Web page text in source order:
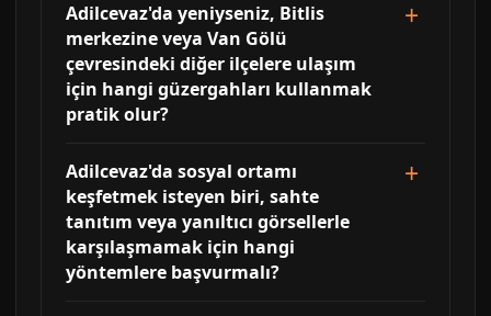
Adilcevaz'da yeniyseniz, Bitlis
merkezine veya Van Gölü
çevresindeki diğer ilçelere ulaşım
için hangi güzergahları kullanmak
pratik olur?
Adilcevaz'da sosyal ortamı
keşfetmek isteyen biri, sahte
tanıtım veya yanıltıcı görsellerle
karşılaşmamak için hangi
yöntemlere başvurmalı?